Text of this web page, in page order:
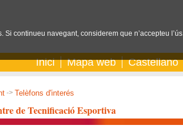
Inici Mapa web Castellano
-> Telèfons d'interés
de Tecnificació Esportiva
continueu navegant, considerem que n’accepteu l’ús.